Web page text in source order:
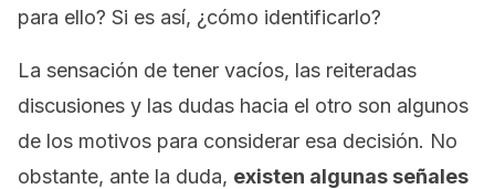
para ello? Si es así, ¿cómo identificarlo?
La sensación de tener vacíos, las reiteradas
discusiones y las dudas hacia el otro son algunos
de los motivos para considerar esa decisión. No
obstante, ante la duda, existen algunas señales